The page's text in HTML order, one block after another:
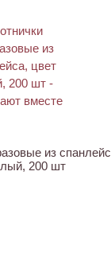
из
200 шт